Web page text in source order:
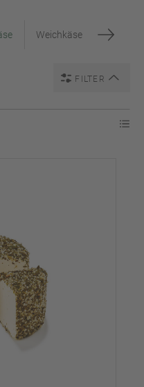
Weichkäse
FILTER